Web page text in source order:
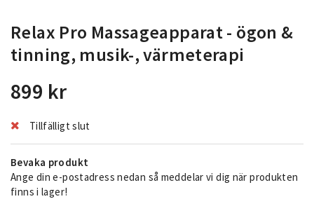
Relax Pro Massageapparat - ögon &
tinning, musik-, värmeterapi
899 kr
Tillfälligt slut
Bevaka produkt
Ange din e-postadress nedan så meddelar vi dig när produkten
finns i lager!